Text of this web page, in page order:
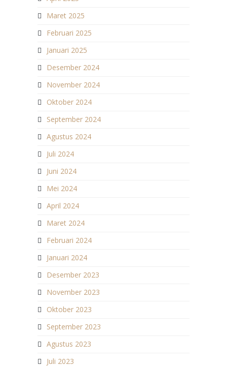
Maret 2025
Februari 2025
Januari 2025
Desember 2024
November 2024
Oktober 2024
September 2024
Agustus 2024
Juli 2024
Juni 2024
Mei 2024
April 2024
Maret 2024
Februari 2024
Januari 2024
Desember 2023
November 2023
Oktober 2023
September 2023
Agustus 2023
Juli 2023